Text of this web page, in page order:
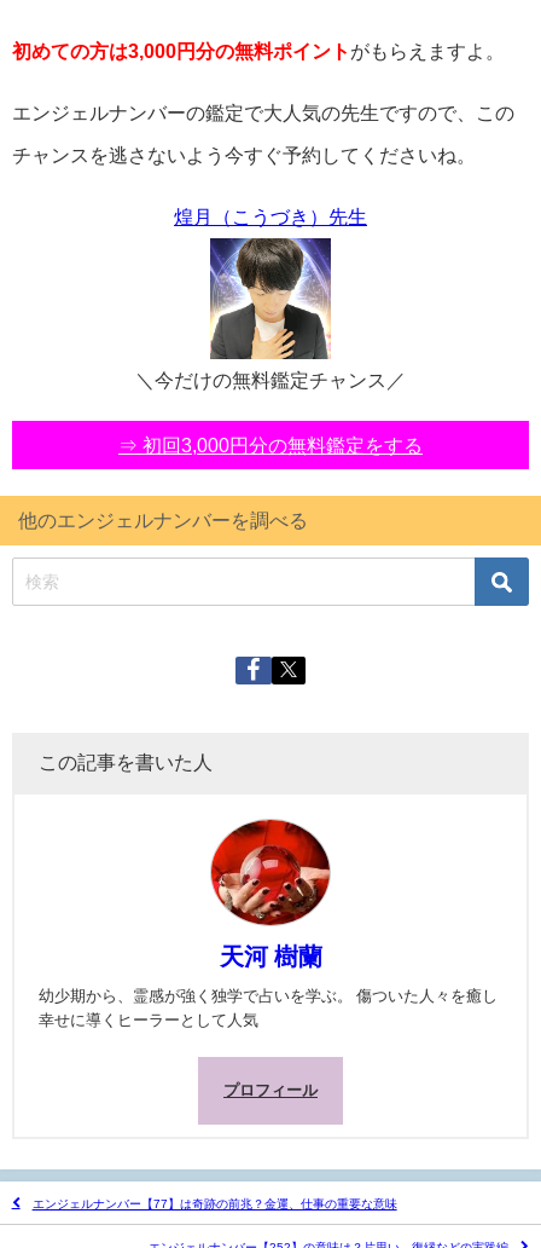
初めての方は3,000円分の無料ポイント がもらえますよ。
エンジェルナンバーの鑑定で大人気の先生ですので、この
チャンスを逃さないよう今すぐ予約してくださいね。
煌月（こうづき）先生
＼今だけの無料鑑定チャンス／
⇒ 初回3,000円分の無料鑑定をする
他のエンジェルナンバーを調べる
この記事を書いた人
天河 樹蘭
幼少期から、霊感が強く独学で占いを学ぶ。 傷ついた人々を癒し
幸せに導くヒーラーとして人気
プロフィール
エンジェルナンバー【77】は奇跡の前兆？金運、仕事の重要な意味